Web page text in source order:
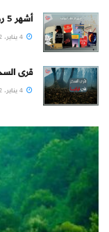
أشهر 5 روايات تركية مترجمة للعربية ينبغي عليك قراءتها
قرى